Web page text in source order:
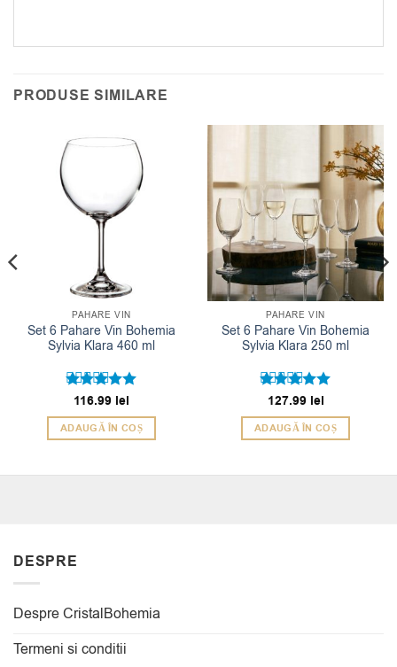
PRODUSE SIMILARE
PAHARE VIN
Set 6 Pahare Vin Bohemia
Sylvia Klara 460 ml
Evaluat la
5din 5
116.99 lei
ADAUGĂ ÎN COȘ
PAHARE VIN
Set 6 Pahare Vin Bohemia
Sylvia Klara 250 ml
Evaluat la
5din 5
127.99 lei
ADAUGĂ ÎN COȘ
DESPRE
Despre CristalBohemia
Termeni si conditii